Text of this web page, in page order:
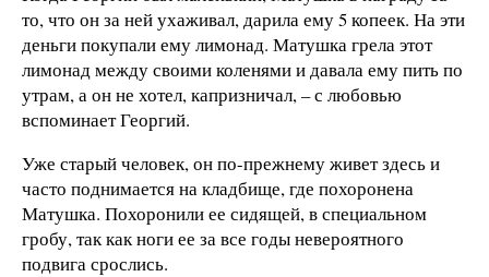
то, что он за ней ухаживал, дарила ему 5 копеек. На эти
деньги покупали ему лимонад. Матушка грела этот
лимонад между своими коленями и давала ему пить по
утрам, а он не хотел, капризничал, – с любовью
вспоминает Георгий.
Уже старый человек, он по-прежнему живет здесь и
часто поднимается на кладбище, где похоронена
Матушка. Похоронили ее сидящей, в специальном
гробу, так как ноги ее за все годы невероятного
подвига срослись.